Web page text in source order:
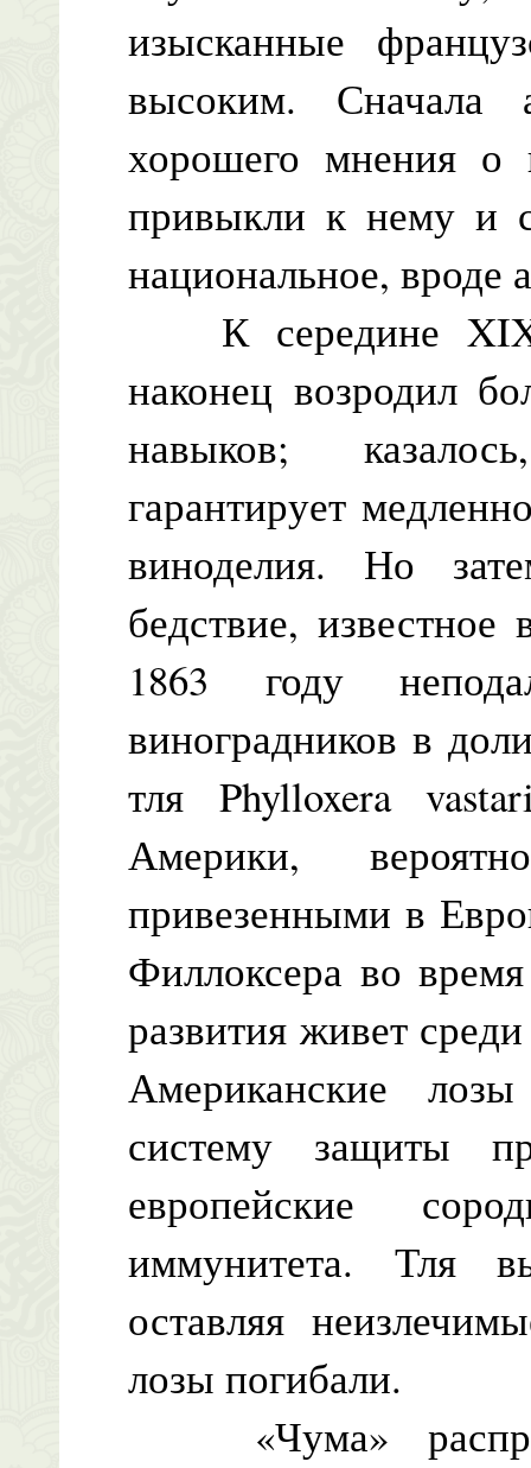
изысканные
высоким. Сначала
хорошего мнения о
привыкли к нему и
национальное, вроде
К середине XIX
наконец возродил
навыков;
гарантирует
виноделия. Но
бедствие,
1863 году
виноградников в
тля Phylloxera
Америки,
привезенными в
Филлоксера во
развития живет
Американские
систему защиты
европейские
иммунитета. Тля
оставляя
лозы погибали.
«Чума»